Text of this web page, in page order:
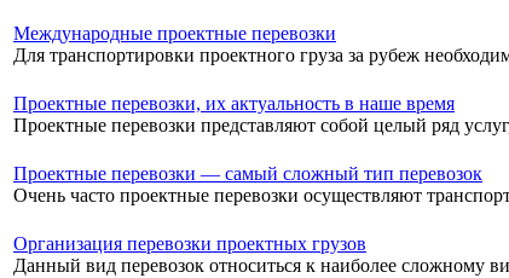
Международные проектные перевозки
Для транспортировки проектного груза за рубеж
Проектные перевозки, их актуальность в наше время
Проектные перевозки представляют собой целый ряд
Проектные перевозки — самый сложный тип перевозок
Очень часто проектные перевозки осуществляют
Организация перевозки проектных грузов
Данный вид перевозок относиться к наиболее сложному